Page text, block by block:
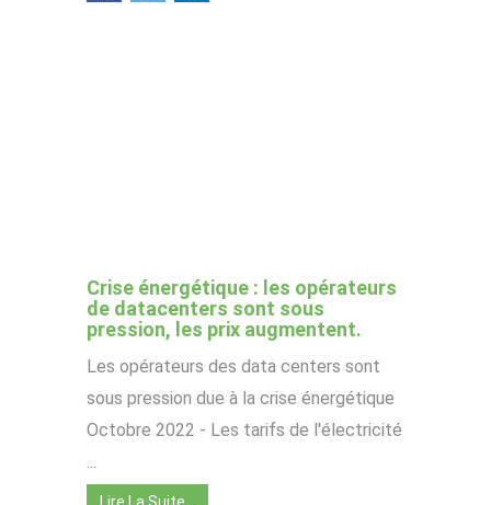
Crise énergétique : les opérateurs
de datacenters sont sous
pression, les prix augmentent.
Les opérateurs des data centers sont
sous pression due à la crise énergétique
Octobre 2022 - Les tarifs de l'électricité
Lire La Suite…